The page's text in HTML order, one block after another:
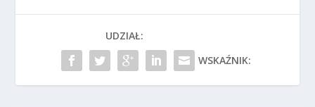
UDZIAŁ:
WSKAŹNIK: